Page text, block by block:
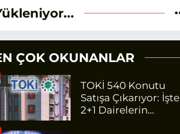
ÇOK OKUNANLAR
TOKİ 540 Konutu
Satışa Çıkarıyor: İşte
2+1 Dairelerin